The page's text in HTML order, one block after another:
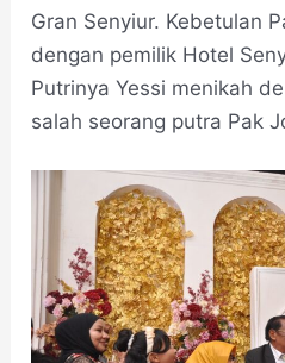
Gran Senyiur. Kebetulan
dengan pemilik Hotel
Putrinya Yessi menikah
salah seorang putra Pak